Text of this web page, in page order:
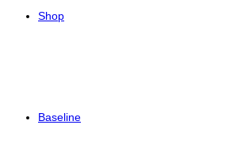
Shop
Baseline